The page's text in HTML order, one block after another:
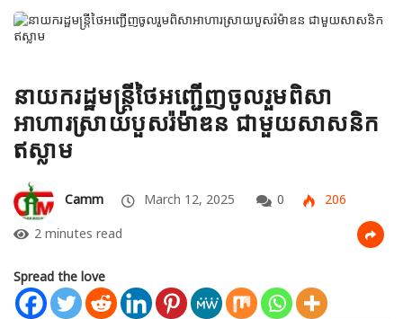
នាយករដ្ឋមន្រ្តីថៃអញ្ជើញចូលរួមពិសា
អាហារស្រាយបួសរ៉ម៉ាឌន ជាមួយសាសនិក
ឥស្លាម
Camm March 12, 2025 0
206
2 minutes read
Spread the love